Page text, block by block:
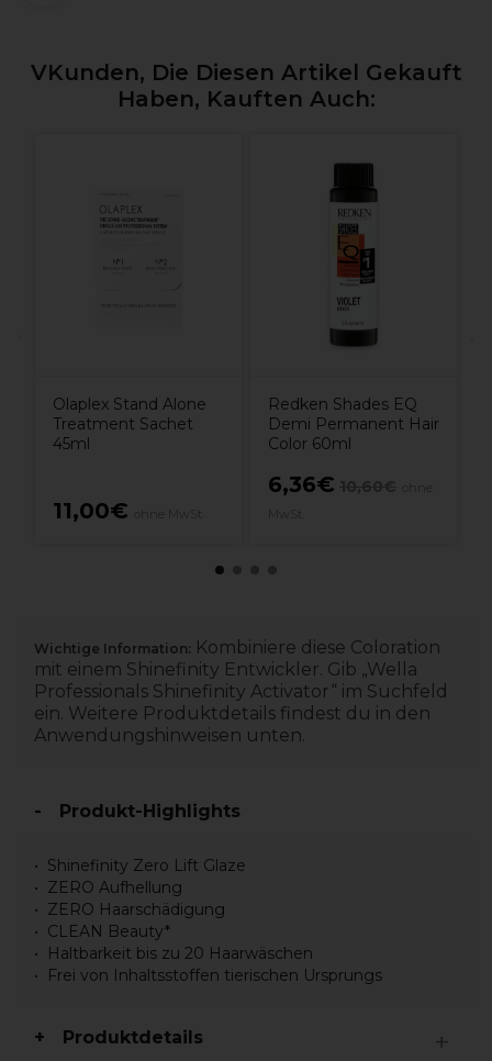
VKunden, Die Diesen Artikel Gekauft
Haben, Kauften Auch:
Olaplex Stand Alone
Treatment Sachet
45ml
11,00€
Redken Shades EQ
Demi Permanent Hair
Color 60ml
6,36€
Wichtige Information: Kombiniere diese Coloration
mit einem Shinefinity Entwickler. Gib „Wella
Professionals Shinefinity Activator“ im Suchfeld
ein. Weitere Produktdetails findest du in den
Anwendungshinweisen unten.
Produkt-Highlights
Shinefinity Zero Lift Glaze
ZERO Aufhellung
ZERO Haarschädigung
CLEAN Beauty*
Haltbarkeit bis zu 20 Haarwäschen
Frei von Inhaltsstoffen tierischen Ursprungs
Produktdetails